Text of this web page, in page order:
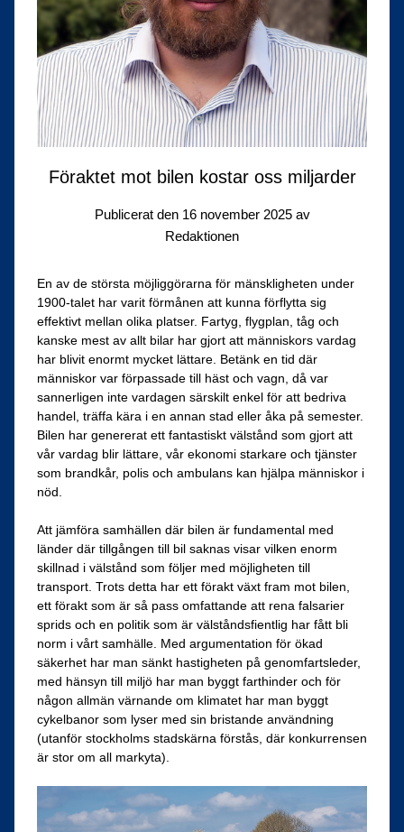
Föraktet mot bilen kostar oss miljarder
Publicerat den 16 november 2025av
Redaktionen
En av de största möjliggörarna för mänskligheten under
1900-talet har varit förmånen att kunna förflytta sig
effektivt mellan olika platser. Fartyg, flygplan, tåg och
kanske mest av allt bilar har gjort att människors vardag
har blivit enormt mycket lättare. Betänk en tid där
människor var förpassade till häst och vagn, då var
sannerligen inte vardagen särskilt enkel för att bedriva
handel, träffa kära i en annan stad eller åka på semester.
Bilen har genererat ett fantastiskt välstånd som gjort att
vår vardag blir lättare, vår ekonomi starkare och tjänster
som brandkår, polis och ambulans kan hjälpa människor i
nöd.
Att jämföra samhällen där bilen är fundamental med
länder där tillgången till bil saknas visar vilken enorm
skillnad i välstånd som följer med möjligheten till
transport. Trots detta har ett förakt växt fram mot bilen,
ett förakt som är så pass omfattande att rena falsarier
sprids och en politik som är välståndsfientlig har fått bli
norm i vårt samhälle. Med argumentation för ökad
säkerhet har man sänkt hastigheten på genomfartsleder,
med hänsyn till miljö har man byggt farthinder och för
någon allmän värnande om klimatet har man byggt
cykelbanor som lyser med sin bristande användning
(utanför stockholms stadskärna förstås, där konkurrensen
är stor om all markyta).